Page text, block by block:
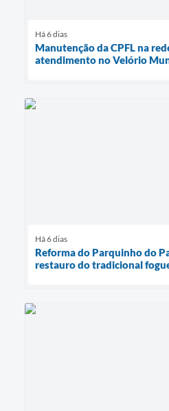
Há 6 dias
Manutenção da CPFL na
atendimento no Velório
Há 6 dias
Reforma do Parquinho do
restauro do tradicional